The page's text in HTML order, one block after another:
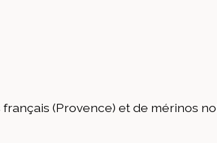
(Provence) et de mérinos